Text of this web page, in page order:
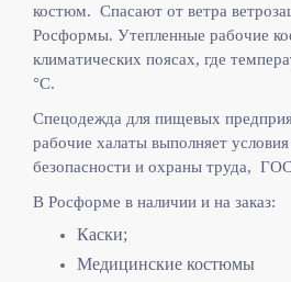
костюм. Спасают от ветра
Росформы. Утепленные рабочие
климатических поясах, где
°C.
Спецодежда для пищевых
рабочие халаты выполняет
безопасности и охраны труда,
В Росформе в наличии и на заказ:
Каски;
Медицинские костюмы